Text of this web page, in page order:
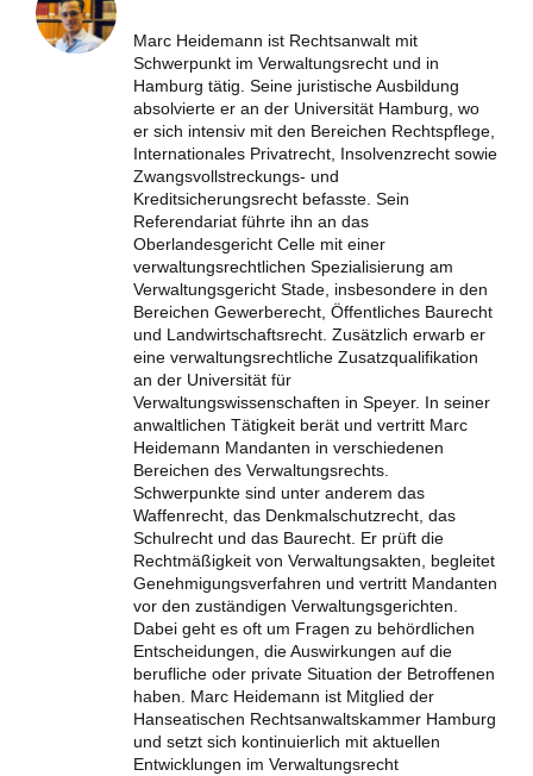
Marc Heidemann ist Rechtsanwalt mit
Schwerpunkt im Verwaltungsrecht und in
Hamburg tätig. Seine juristische Ausbildung
absolvierte er an der Universität Hamburg, wo
er sich intensiv mit den Bereichen Rechtspflege,
Internationales Privatrecht, Insolvenzrecht sowie
Zwangsvollstreckungs- und
Kreditsicherungsrecht befasste. Sein
Referendariat führte ihn an das
Oberlandesgericht Celle mit einer
verwaltungsrechtlichen Spezialisierung am
Verwaltungsgericht Stade, insbesondere in den
Bereichen Gewerberecht, Öffentliches Baurecht
und Landwirtschaftsrecht. Zusätzlich erwarb er
eine verwaltungsrechtliche Zusatzqualifikation
an der Universität für
Verwaltungswissenschaften in Speyer. In seiner
anwaltlichen Tätigkeit berät und vertritt Marc
Heidemann Mandanten in verschiedenen
Bereichen des Verwaltungsrechts.
Schwerpunkte sind unter anderem das
Waffenrecht, das Denkmalschutzrecht, das
Schulrecht und das Baurecht. Er prüft die
Rechtmäßigkeit von Verwaltungsakten, begleitet
Genehmigungsverfahren und vertritt Mandanten
vor den zuständigen Verwaltungsgerichten.
Dabei geht es oft um Fragen zu behördlichen
Entscheidungen, die Auswirkungen auf die
berufliche oder private Situation der Betroffenen
haben. Marc Heidemann ist Mitglied der
Hanseatischen Rechtsanwaltskammer Hamburg
und setzt sich kontinuierlich mit aktuellen
Entwicklungen im Verwaltungsrecht